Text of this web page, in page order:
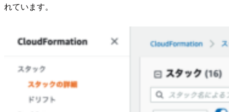
れています。